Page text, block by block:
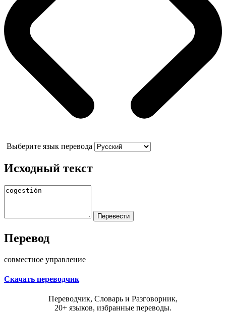
Выберите язык перевода
Исходный текст
Перевод
совместное управление
Скачать переводчик
Переводчик, Словарь и Разговорник,
20+ языков, избранные переводы.